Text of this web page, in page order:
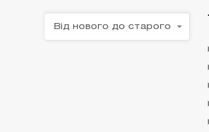
Від нового до старого